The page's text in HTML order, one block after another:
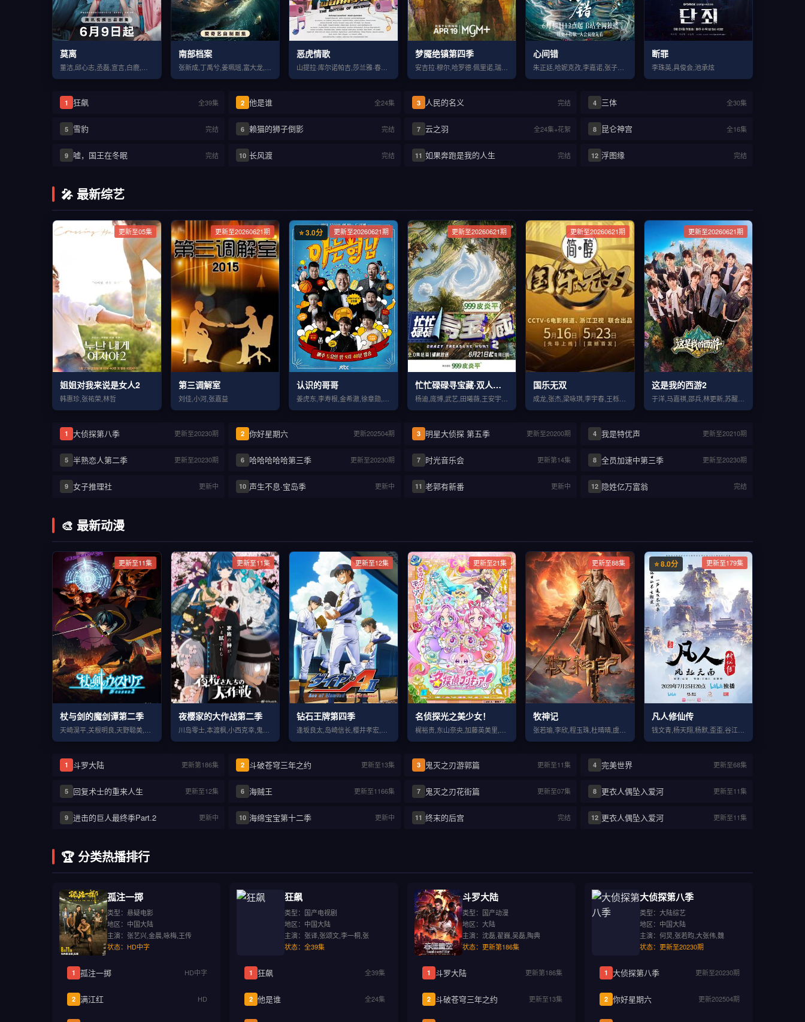
莫离
董洁,邱心志,丞磊,宣言,白鹿,张月,林沐然,刘擎,蔡正杰,杨舒伊
南部档案
张新成,丁禹兮,姜珮瑶,富大龙,刘令姿,张宸逍,李欢,姜卓君
恶虎情歌
山提拉·库尔诺帕吉,莎兰雅·春哈萨特,维察亚蓬·亚姆萨德,彭蒂瓦·萨空查谙,彭帕特·阿塔潘亚朋
梦魇绝镇第四季
安吉拉·穆尔,哈罗德·佩里诺,瑞奇·何,伊丽莎白·桑德斯,罗伯特·乔伊
心间错
朱正廷,哈妮克孜,李嘉诺,张子健,武志强,毛重雅
断罪
李珠英,具俊会,池承炫
1 狂飙 全39集 2 他是谁 全24集 3 人民的名义 完结 4 三体 全30集
5 雪豹 完结 6 赖猫的狮子倒影 完结 7 云之羽 全24集+花絮 8 昆仑神宫 全16集
9 嘘，国王在冬眠 完结 10 长风渡 完结 11 如果奔跑是我的人生 完结 12 浮图缘 完结
🎤 最新综艺
更新至05集
姐姐对我来说是女人2
韩惠珍,张祐荣,林哲
更新至20260621期
第三调解室
刘佳,小河,张嘉益
⭐ 3.0分 更新至20260621期
认识的哥哥
更新至20260621期
忙忙碌碌寻宝藏·双人成行季
更新至20260621期
国乐无双
更新至20260621期
这是我的西游2
1 大侦探第八季 更新至20230期 2 你好星期六 更新202504期 3 明星大侦探 第五季 更新至20200期 4 我是特优声 更新至20210期
5 半熟恋人第二季 更新至20230期 6 哈哈哈哈哈第三季 更新至20230期 7 时光音乐会 更新第14集 8 全员加速中第三季 更新至20230期
9 女子推理社 更新中 10 声生不息·宝岛季 更新中 11 老郭有新番 更新中 12 隐姓亿万富翁 完结
🎨 最新动漫
更新至11集
杖与剑的魔剑谭第二季
更新至11集
夜樱家的大作战第二季
更新至12集
钻石王牌第四季
更新至21集
名侦探光之美少女！
更新至88集
牧神记
⭐ 8.0分 更新至179集
凡人修仙传
1 斗罗大陆 更新第186集 2 斗破苍穹三年之约 更新至13集 3 鬼灭之刃游郭篇 更新至11集 4 完美世界 更新至68集
5 回复术士的重来人生 更新至12集 6 海贼王 更新至1166集 7 鬼灭之刃花街篇 更新至07集 8 更衣人偶坠入爱河 更新至11集
9 进击的巨人最终季Part.2 更新中 10 海绵宝宝第十二季 更新中 11 终末的后宫 完结 12 更衣人偶坠入爱河 更新至11集
🏆 分类热播排行
孤注一掷
类型：悬疑电影
地区：中国大陆
主演：张艺兴,金晨,咏梅,王传
状态：HD中字
1 孤注一掷 HD中字
2 满江红 HD
狂飙
类型：国产电视剧
地区：中国大陆
主演：张译,张颂文,李一桐,张
状态：全39集
1 狂飙 全39集
2 他是谁 全24集
斗罗大陆
类型：国产动漫
地区：大陆
主演：沈磊,翟巍,吴磊,陶典
状态：更新第186集
1 斗罗大陆 更新第186集
2 斗破苍穹三年之约 更新至13集
大侦探第八季
类型：大陆综艺
地区：中国大陆
主演：何炅,张若昀,大张伟,魏
状态：更新至20230期
1 大侦探第八季 更新至20230期
2 你好星期六 更新202504期